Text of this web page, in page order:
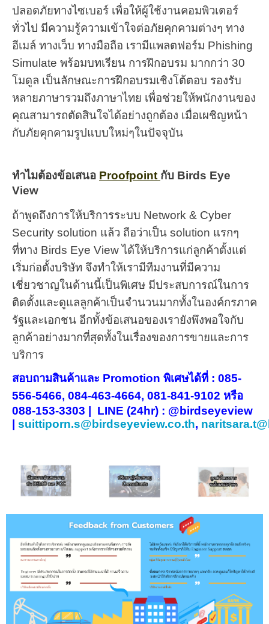
ปลอดภัยทางไซเบอร์ เพื่อให้ผู้ใช้งานคอมพิวเตอร์
ทั่วไป มีความรู้ความเข้าใจต่อภัยคุกคามต่างๆ ทาง
อีเมล์ ทางเว็บ ทางมือถือ เรามีแพลตฟอร์ม Phishing
Simulate พร้อมบทเรียน การฝึกอบรม มากกว่า 30
โมดูล เป็นลักษณะการฝึกอบรมเชิงโต้ตอบ รองรับ
หลายภาษารวมถึงภาษาไทย เพื่อช่วยให้พนักงานของ
คุณสามารถตัดสินใจได้อย่างถูกต้อง เมื่อเผชิญหน้า
กับภัยคุกคามรูปแบบใหม่ๆในปัจจุบัน
ทำไมต้องข้อเสนอ Proofpoint กับ Birds Eye
View
ถ้าพูดถึงการให้บริการระบบ Network & Cyber
Security solution แล้ว ถือว่าเป็น solution แรกๆ
ที่ทาง Birds Eye View ได้ให้บริการแก่ลูกค้าตั้งแต่
เริ่มก่อตั้งบริษัท จึงทำให้เรามีทีมงานที่มีความ
เชี่ยวชาญในด้านนี้เป็นพิเศษ มีประสบการณ์ในการ
ติดตั้งและดูแลลูกค้าเป็นจำนวนมากทั้งในองค์กรภาค
รัฐและเอกชน อีกทั้งข้อเสนอของเรายังพึงพอใจกับ
ลูกค้าอย่างมากที่สุดทั้งในเรื่องของการขายและการ
บริการ
สอบถามสินค้าและ Promotion พิเศษได้ที่ : 085-
556-5466, 084-463-4664, 081-841-9102 หรือ
088-153-3303 | LINE (24hr) : @birdseyeview
| suittiporn.s@birdseyeview.co.th,